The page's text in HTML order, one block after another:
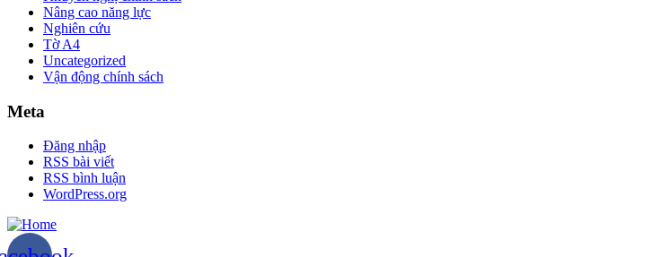
Nâng cao năng lực
Nghiên cứu
Tờ A4
Uncategorized
Vận động chính sách
Meta
Đăng nhập
RSS bài viết
RSS bình luận
WordPress.org